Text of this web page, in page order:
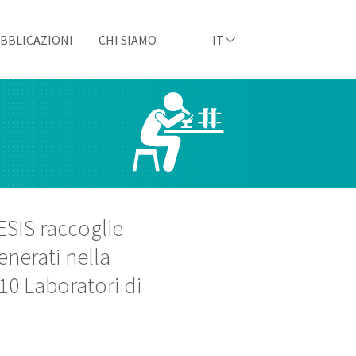
CHI SIAMO IT
raccoglie
nella
Laboratori di